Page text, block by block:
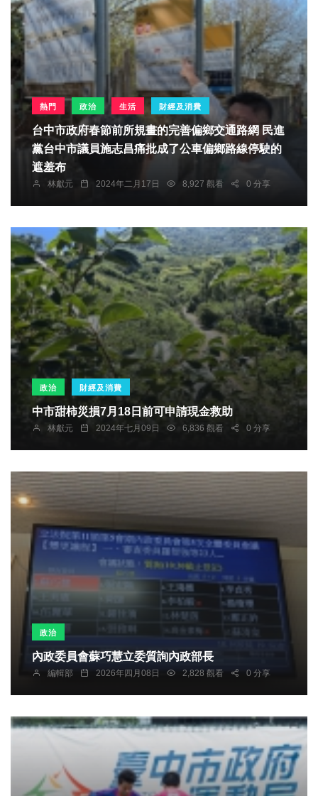
熱門 政治 生活 財經及消費
台中市政府春節前所規畫的完善偏鄉交通路網 民進
黨台中市議員施志昌痛批成了公車偏鄉路線停駛的
遮羞布
林獻元 2024年二月17日 8,927 觀看 0 分享
政治 財經及消費
中市甜柿災損7月18日前可申請現金救助
林獻元 2024年七月09日 6,836 觀看 0 分享
政治
內政委員會蘇巧慧立委質詢內政部長
編輯部 2026年四月08日 2,828 觀看 0 分享